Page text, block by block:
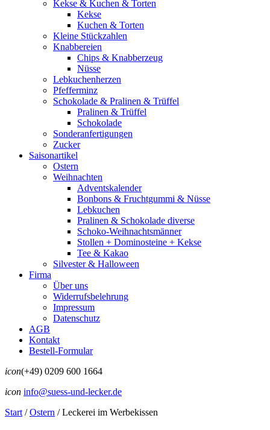
Kekse & Kuchen & Torten
Kekse
Kuchen & Torten
Kleine Stückzahlen
Knabbereien
Chips & Knabberzeug
Nüsse
Lebkuchenherzen
Pfefferminz
Schokolade & Pralinen & Trüffel
Pralinen & Trüffel
Schokolade
Sonderanfertigungen
Zucker
Saisonartikel
Ostern
Weihnachten
Adventskalender
Bonbons & Fruchtgummi & Nüsse
Lebkuchen
Pralinen & Schokolade diverse
Schoko-Weihnachtsmänner
Stollen + Dominosteine + Kekse
Tee & Kakao
Silvester & Halloween
Firma
Über uns
Widerrufsbelehrung
Impressum
Datenschutz
AGB
Kontakt
Bestell-Formular
icon(+49) 0209 600 1664
icon info@suess-und-lecker.de
Start / Ostern /Leckerei im Werbekissen